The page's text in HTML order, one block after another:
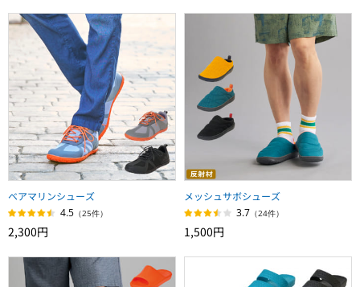
ベアマリンシューズ
4.5 （25件）
2,300円
メッシュサボシューズ
3.7 （24件）
1,500円